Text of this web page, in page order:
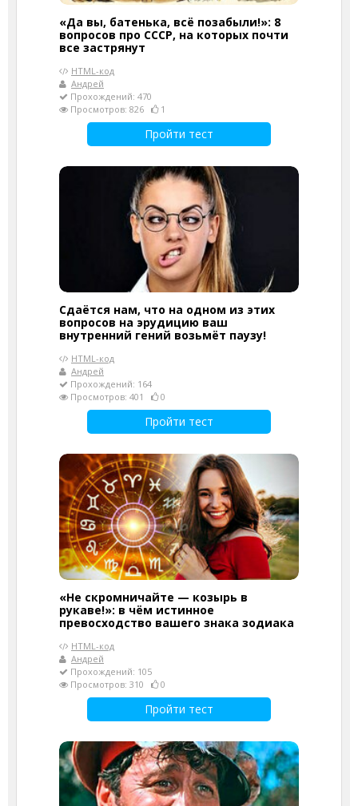
«Да вы, батенька, всё позабыли!»: 8
вопросов про СССР, на которых почти
все застрянут
HTML-код
Андрей
Прохождений: 470
Просмотров: 826
1
Пройти тест
Сдаётся нам, что на одном из этих
вопросов на эрудицию ваш
внутренний гений возьмёт паузу!
HTML-код
Андрей
Прохождений: 164
Просмотров: 401
0
Пройти тест
«Не скромничайте — козырь в
рукаве!»: в чём истинное
превосходство вашего знака зодиака
HTML-код
Андрей
Прохождений: 105
Просмотров: 310
0
Пройти тест